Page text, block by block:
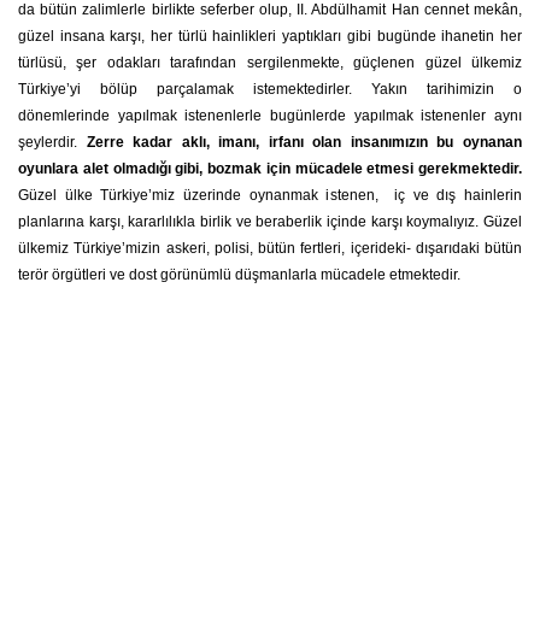
da bütün zalimlerle birlikte seferber olup, II. Abdülhamit Han cennet mekân,
güzel insana karşı, her türlü hainlikleri yaptıkları gibi bugünde ihanetin her
türlüsü, şer odakları tarafından sergilenmekte, güçlenen güzel ülkemiz
Türkiye’yi bölüp parçalamak istemektedirler. Yakın tarihimizin o
dönemlerinde yapılmak istenenlerle bugünlerde yapılmak istenenler aynı
şeylerdir. Zerre kadar aklı, imanı, irfanı olan insanımızın bu oynanan
oyunlara alet olmadığı gibi, bozmak için mücadele etmesi gerekmektedir.
Güzel ülke Türkiye’miz üzerinde oynanmak istenen, iç ve dış hainlerin
planlarına karşı, kararlılıkla birlik ve beraberlik içinde karşı koymalıyız. Güzel
ülkemiz Türkiye’mizin askeri, polisi, bütün fertleri, içerideki- dışarıdaki bütün
terör örgütleri ve dost görünümlü düşmanlarla mücadele etmektedir.